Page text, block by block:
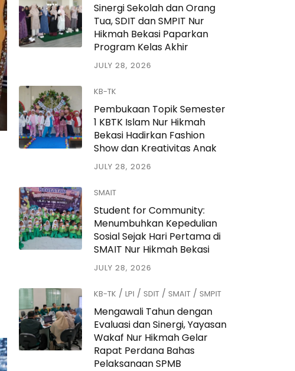
Sinergi Sekolah dan Orang
Tua, SDIT dan SMPIT Nur
Hikmah Bekasi Paparkan
Program Kelas Akhir
JULY 28, 2026
KB-TK
Pembukaan Topik Semester
1 KBTK Islam Nur Hikmah
Bekasi Hadirkan Fashion
Show dan Kreativitas Anak
JULY 28, 2026
SMAIT
Student for Community:
Menumbuhkan Kepedulian
Sosial Sejak Hari Pertama di
SMAIT Nur Hikmah Bekasi
JULY 28, 2026
KB-TK / LPI / SDIT/ SMAIT/ SMPIT
Mengawali Tahun dengan
Evaluasi dan Sinergi, Yayasan
Wakaf Nur Hikmah Gelar
Rapat Perdana Bahas
Pelaksanaan SPMB